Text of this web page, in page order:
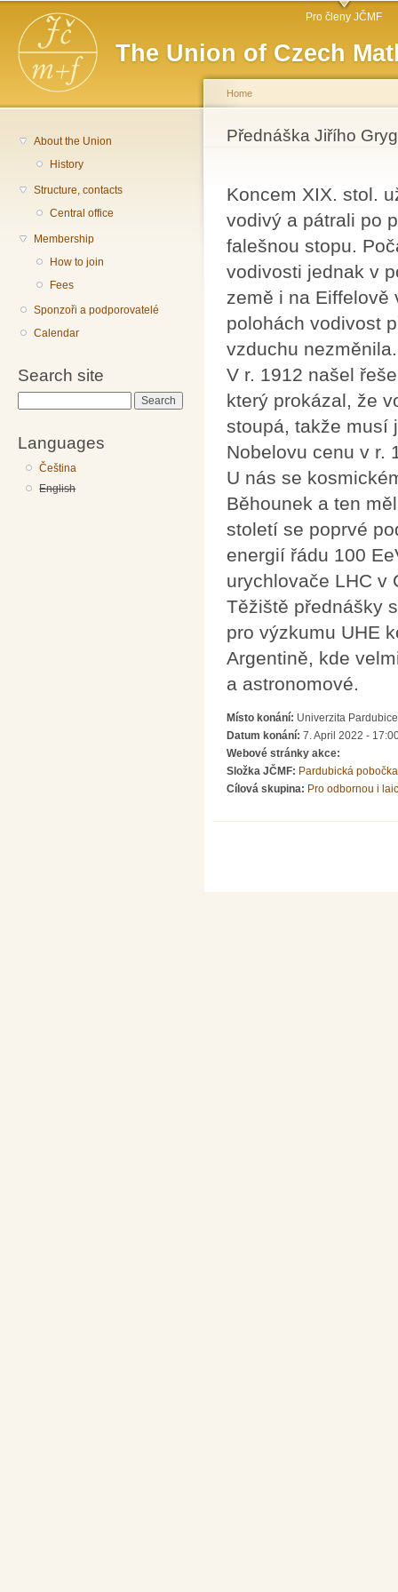
The Union of Czech
Main menu Pro členy JČMF
About the Union
History
Structure, contacts
Central office
Membership
How to join
Fees
Sponzoři a podporovatelé
Calendar
Search site
Languages
Čeština
English
You are here
Home
Přednáška Jiřího
Koncem XIX. stol.
vodivý a pátrali po
falešnou stopu.
vodivosti jednak v
země i na Eiffelově
polohách vodivost
vzduchu nezměnila.
V r. 1912 našel
který prokázal, že
stoupá, takže musí
Nobelovu cenu v r.
U nás se
Běhounek a ten
století se poprvé
energií řádu 100
urychlovače LHC v
Těžiště přednášky
pro výzkumu UHE
Argentině, kde
a astronomové.
Místo konání: Univerzita
Datum konání: 7. April 2022 -
Webové stránky akce:
Složka JČMF: Pardubická pobočka
Cílová skupina: Pro odbornou i